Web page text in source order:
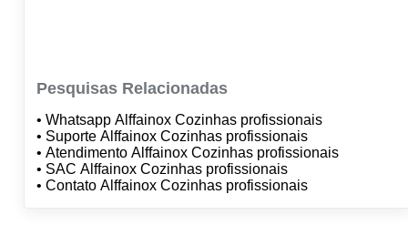
Pesquisas Relacionadas
• Whatsapp Alffainox Cozinhas profissionais
• Suporte Alffainox Cozinhas profissionais
• Atendimento Alffainox Cozinhas profissionais
• SAC Alffainox Cozinhas profissionais
• Contato Alffainox Cozinhas profissionais